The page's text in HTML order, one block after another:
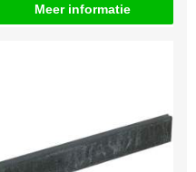
Meer informatie